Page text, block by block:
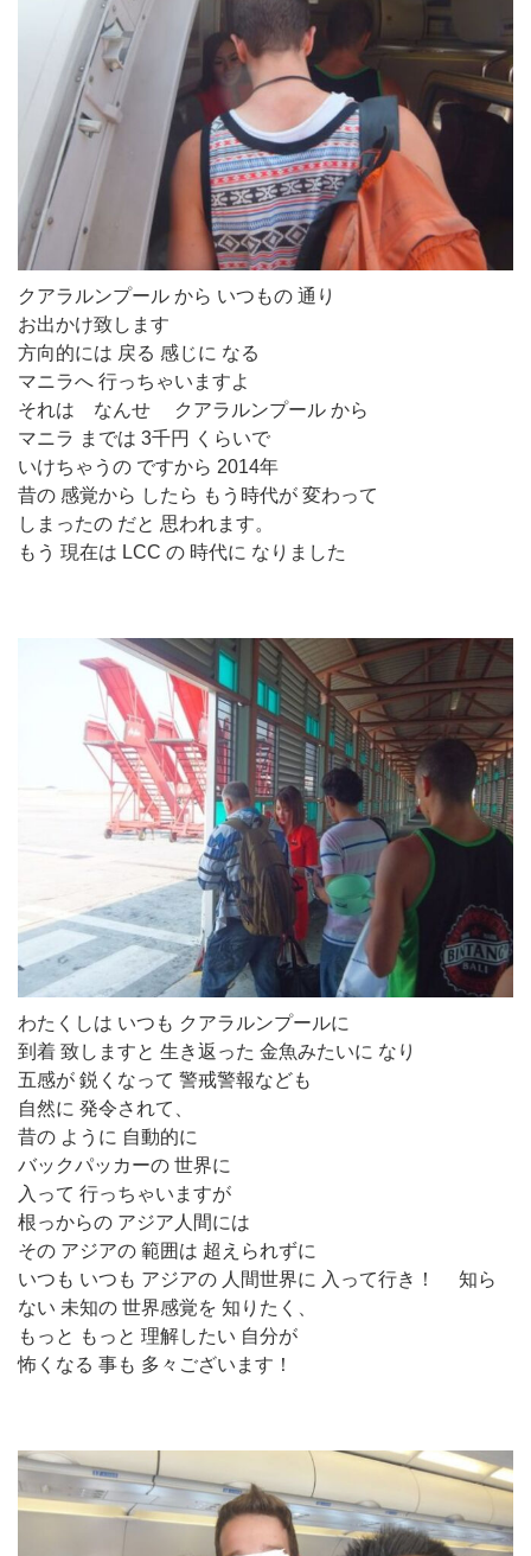
クアラルンプール から いつもの 通り
お出かけ致します
方向的には 戻る 感じに なる
マニラへ 行っちゃいますよ
それは なんせ クアラルンプール から
マニラ までは 3千円 くらいで
いけちゃうの ですから 2014年
昔の 感覚から したら もう時代が 変わって
しまったの だと 思われます。
もう 現在は LCC の 時代に なりました
わたくしは いつも クアラルンプールに
到着 致しますと 生き返った 金魚みたいに なり
五感が 鋭くなって 警戒警報なども
自然に 発令されて、
昔の ように 自動的に
バックパッカーの 世界に
入って 行っちゃいますが
根っからの アジア人間には
その アジアの 範囲は 超えられずに
いつも いつも アジアの 人間世界に 入って行き！ 知ら
ない 未知の 世界感覚を 知りたく、
もっと もっと 理解したい 自分が
怖くなる 事も 多々ございます！